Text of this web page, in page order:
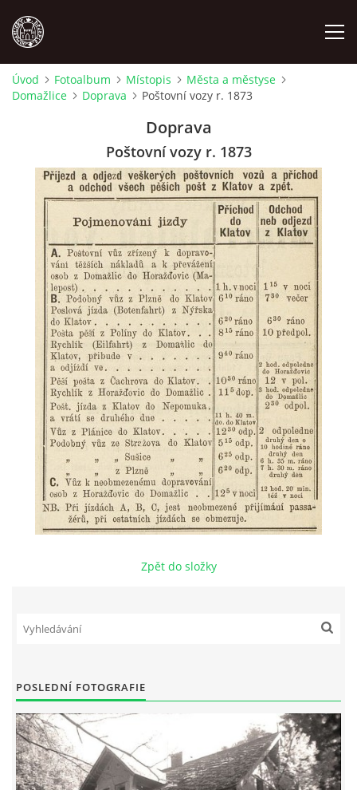
MÍSTOPIS
OSOBNOSTI
OSTATNÍ
ODKAZY
O NÁS
DŮL NA SLÍDU (NA KOLE)
Kontakt:
tel. 773 916 275
info@domdej.cz
Tento projekt je realizován za finanční podpory
Úvod Fotoalbum Místopis
Města a městyse
Domažlice
Doprava Poštovní vozy r. 1873
Doprava
Poštovní vozy r. 1873
Zpět do složky
POSLEDNÍ FOTOGRAFIE